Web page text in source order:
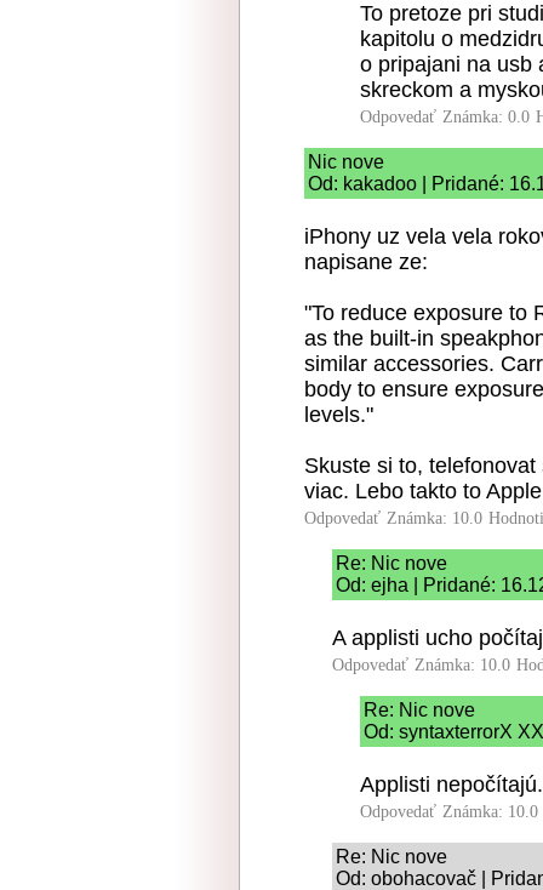
To pretoze pri
kapitolu o
o pripajani na usb
skreckom a
Odpovedať Známka: 0.0
Nic nove
Od: kakadoo | Pridané:
iPhony uz vela vela
napisane ze:
"To reduce exposure to
as the built-in
similar accessories.
body to ensure
levels."
Skuste si to,
viac. Lebo takto to
Odpovedať Známka: 10.0
Re: Nic nove
Od: ejha | Pridané:
A applisti ucho
Odpovedať Známka: 10.0
Re: Nic nove
Od: syntaxterrorX
Applisti
Odpovedať Známka: 10.0
Re: Nic nove
Od: obohacovač |